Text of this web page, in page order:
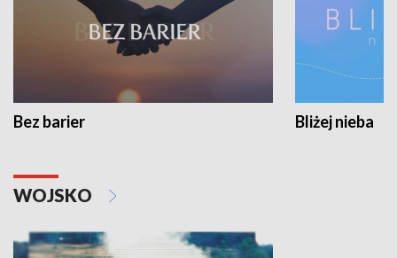
Bez barier Bliżej nieba
WOJSKO